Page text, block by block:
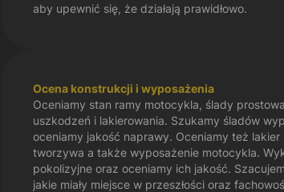
aby upewnić się, że działają prawidłowo.
Ocena konstrukcji i wyposażenia
Oceniamy stan ramy motocykla, ślady
uszkodzeń i lakierowania. Szukamy śladów
oceniamy jakość naprawy. Oceniamy też lakier
tworzywa a także wyposażenie motocykla.
pokolizyjne oraz oceniamy ich jakość.
jakie miały miejsce w przeszłości oraz